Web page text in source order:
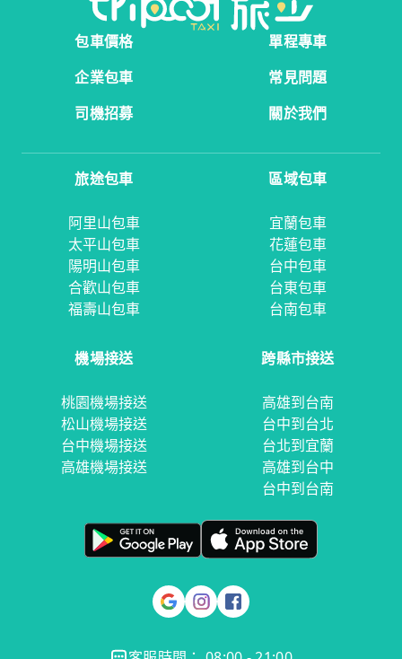
包車價格
單程專車
企業包車
常見問題
司機招募
關於我們
旅途包車
阿里山包車
太平山包車
陽明山包車
合歡山包車
福壽山包車
區域包車
宜蘭包車
花蓮包車
台中包車
台東包車
台南包車
機場接送
桃園機場接送
松山機場接送
台中機場接送
高雄機場接送
跨縣市接送
高雄到台南
台中到台北
台北到宜蘭
高雄到台中
台中到台南